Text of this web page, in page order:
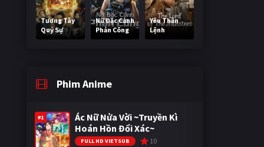
Tương Tây
Quỷ Sự
Nữ Đặc Cảnh
Phản Công
Yêu Thần
Lệnh
Phim Anime
#1
Ác Nữ Nửa Vời ~Truyền Kì
Hoán Hồn Đổi Xác~
FULL HD VIETSUB 10